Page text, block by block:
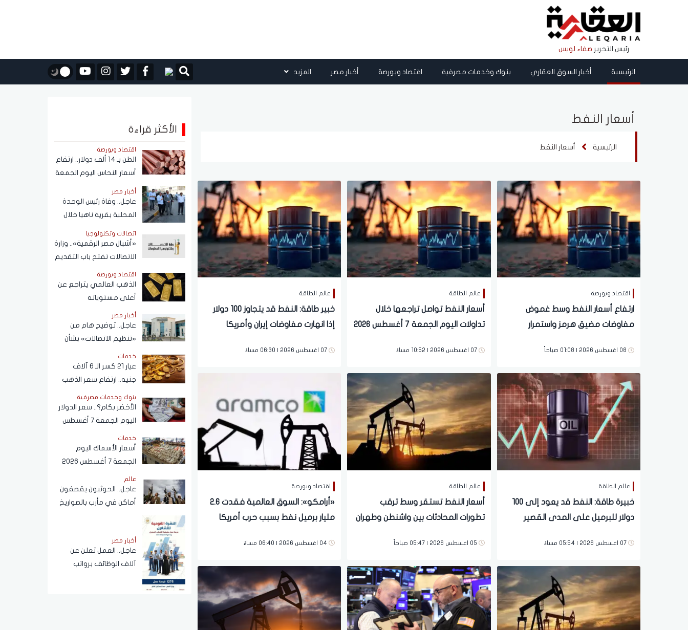
رئيس التحرير صفاء لويس
الرئيسية أخبار السوق العقاري بنوك وخدمات مصرفية اقتصاد وبورصة أخبار مصر المزيد
أسعار النفط
الرئيسية أسعار النفط
اقتصاد وبورصة
ارتفاع أسعار النفط وسط غموض
مفاوضات مضيق هرمز واستمرار
08 اغسطس 2026 | 01:08 صباحاً
عالم الطاقة
أسعار النفط تواصل تراجعها خلال
تداولات اليوم الجمعة 7 أغسطس 2026
07 اغسطس 2026 | 10:52 مساءً
عالم الطاقة
خبير طاقة: النفط قد يتجاوز 100 دولار
إذا انهارت مفاوضات إيران وأمريكا
07 اغسطس 2026 | 06:30 مساءً
عالم الطاقة
خبيرة طاقة: النفط قد يعود إلى 100
دولار للبرميل على المدى القصير
07 اغسطس 2026 | 05:54 مساءً
عالم الطاقة
أسعار النفط تستقر وسط ترقب
تطورات المحادثات بين واشنطن وطهران
05 اغسطس 2026 | 05:47 صباحاً
اقتصاد وبورصة
«أرامكو»: السوق العالمية فقدت 2.6
مليار برميل نفط بسبب حرب أمريكا
04 اغسطس 2026 | 06:40 مساءً
الأكثر قراءة
اقتصاد وبورصة
الطن بـ 14 ألف دولار.. ارتفاع
أسعار النحاس اليوم الجمعة
7 أغسطس 2026
أخبار مصر
عاجل.. وفاة رئيس الوحدة
المحلية بقرية ناهيا خلال
اتصالات وتكنولوجيا
«أشبال مصر الرقمية».. وزارة
الاتصالات تفتح باب التقديم
اقتصاد وبورصة
الذهب العالمي يتراجع عن
أعلى مستوياته
أخبار مصر
عاجل.. توضيح هام من
«تنظيم الاتصالات» بشأن
دون علم المواطنين
خدمات
عيار 21 كسر الـ 6 آلاف
جنيه.. ارتفاع سعر الذهب
2026
بنوك وخدمات مصرفية
الأخضر بكام؟.. سعر الدولار
اليوم الجمعة 7 أغسطس
خدمات
أسعار الأسماك اليوم
الجمعة 7 أغسطس 2026
عالم
عاجل.. الحوثيون يقصفون
أماكن في مأرب بالصواريخ
أخبار مصر
عاجل.. العمل تعلن عن
آلاف الوظائف برواتب